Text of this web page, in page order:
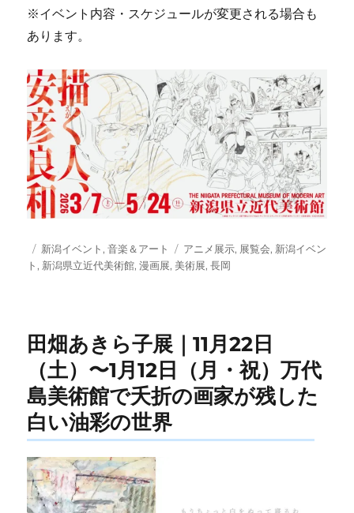
※イベント内容・スケジュールが変更される場合も
あります。
投
稿
カ
テ
新潟イベント,音楽＆アート
タ
グ
アニメ展示, 展覧会, 新潟イベン
ト, 新潟県立近代美術館,漫画展, 美術展,長岡
田畑あきら子展｜11月22日
（土）〜1月12日（月・祝）万代
島美術館で夭折の画家が残した
白い油彩の世界